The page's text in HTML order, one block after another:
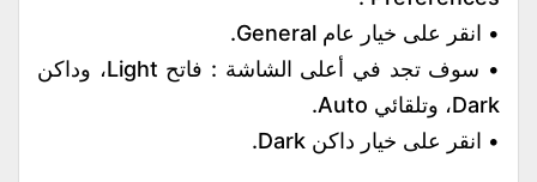
• انقر على خيار عام General.
• سوف تجد في أعلى الشاشة : فاتح Light، وداكن
Dark، وتلقائي Auto.
• انقر على خيار داكن Dark.